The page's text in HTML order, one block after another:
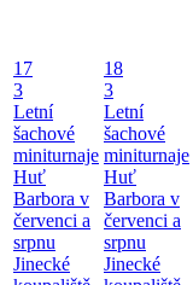
17
3
Letní
šachové
miniturnaje
Huť
Barbora v
červenci a
srpnu
Jinecké
18
3
Letní
šachové
miniturnaje
Huť
Barbora v
červenci a
srpnu
Jinecké